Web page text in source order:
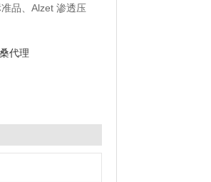
品、Alzet 渗透压
代理